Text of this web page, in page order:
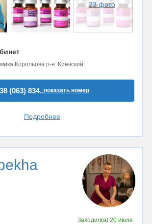
23 фото
Корольова р-н. Киевский
(063) 834..показать номер
Подробнее
Заходил(а)20 июля